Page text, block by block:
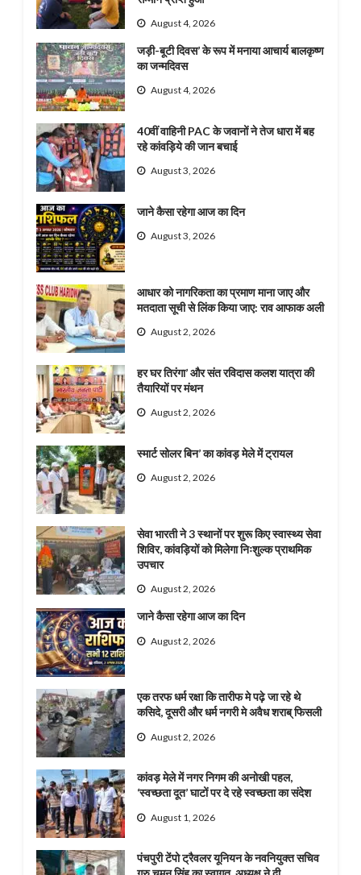
August 4, 2026
जड़ी-बूटी दिवस’ के रूप में मनाया आचार्य बालकृष्ण
का जन्मदिवस
August 4, 2026
40वीं वाहिनी PAC के जवानों ने तेज धारा में बह
रहे कांवड़िये की जान बचाई
August 3, 2026
जाने कैसा रहेगा आज का दिन
August 3, 2026
आधार को नागरिकता का प्रमाण माना जाए और
मतदाता सूची से लिंक किया जाए: राव आफाक अली
August 2, 2026
हर घर तिरंगा’ और संत रविदास कलश यात्रा की
तैयारियों पर मंथन
August 2, 2026
स्मार्ट सोलर बिन’ का कांवड़ मेले में ट्रायल
August 2, 2026
सेवा भारती ने 3 स्थानों पर शुरू किए स्वास्थ्य सेवा
शिविर, कांवड़ियों को मिलेगा निःशुल्क प्राथमिक
उपचार
August 2, 2026
जाने कैसा रहेगा आज का दिन
August 2, 2026
एक तरफ धर्म रक्षा कि तारीफ मे पढ़े जा रहे थे
कसिदे, दूसरी और धर्म नगरी मे अवैध शराब् फिसली
August 2, 2026
कांवड़ मेले में नगर निगम की अनोखी पहल,
‘स्वच्छता दूत’ घाटों पर दे रहे स्वच्छता का संदेश
August 1, 2026
पंचपुरी टेंपो ट्रैवलर यूनियन के नवनियुक्त सचिव